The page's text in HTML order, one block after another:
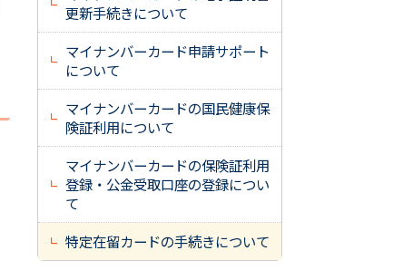
更新手続きについて
マイナンバーカード申請サポート
について
マイナンバーカードの国民健康保
険証利用について
マイナンバーカードの保険証利用
登録・公金受取口座の登録につい
て
特定在留カードの手続きについて